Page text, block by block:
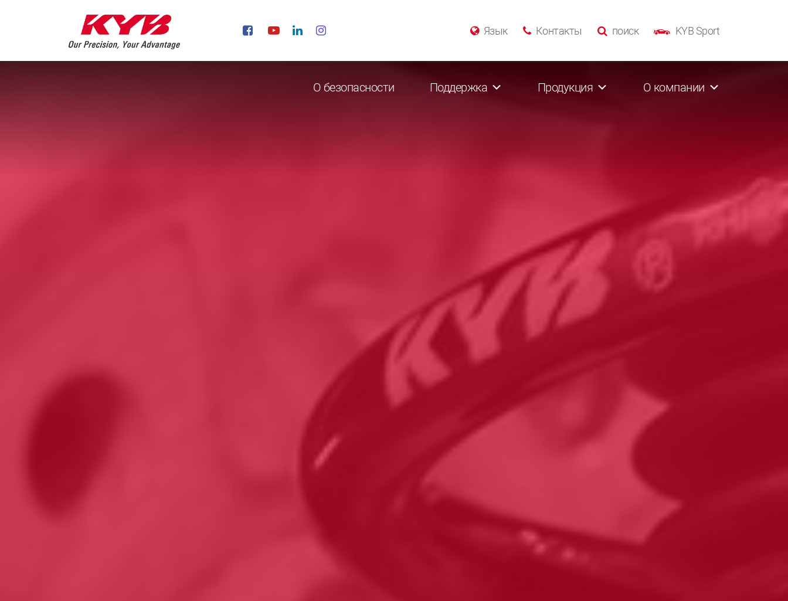
KYB Sport
поиск
Контакты
Язык
О безопасности Поддержка Продукция О компании